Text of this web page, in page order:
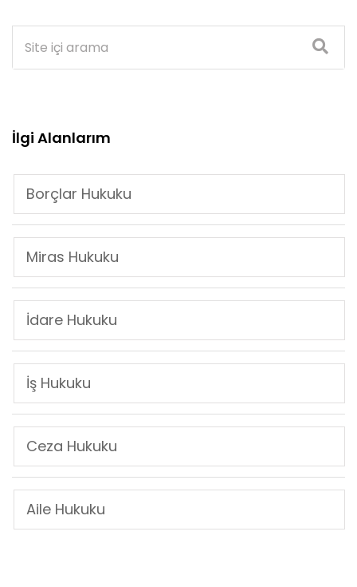
İlgi Alanlarım
Borçlar Hukuku
Miras Hukuku
İdare Hukuku
İş Hukuku
Ceza Hukuku
Aile Hukuku